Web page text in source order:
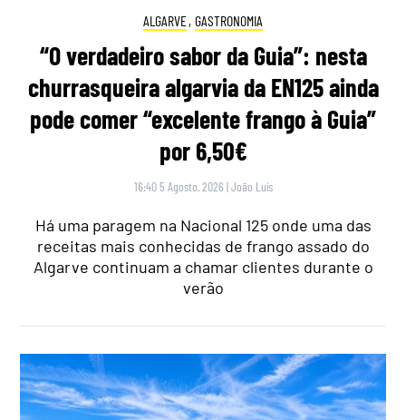
ALGARVE, GASTRONOMIA
“O verdadeiro sabor da Guia”: nesta
churrasqueira algarvia da EN125 ainda
pode comer “excelente frango à Guia”
por 6,50€
16:40 5 Agosto, 2026 |João Luís
Há uma paragem na Nacional 125 onde uma das
receitas mais conhecidas de frango assado do
Algarve continuam a chamar clientes durante o
verão